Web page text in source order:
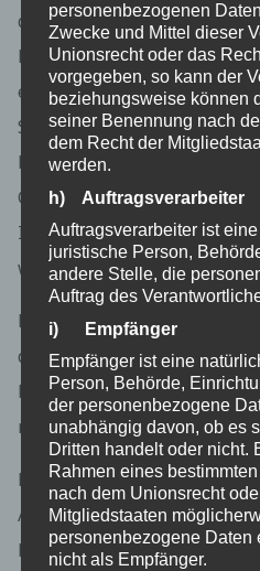
dem konkreten
können, in dem das Cookie
ermöglicht es den
Servern, den individuellen
Person von anderen
Cookies enthalten, zu
Internetbrowser kann über
wiedererkannt und
Durch den Einsatz von
dieser Internetseite
bereitstellen, die ohne die
möglich wären.
Mittels eines Cookies
Angebote auf unserer
Benutzers optimiert
personenbezogenen
Zwecke und Mittel dieser
Unionsrecht oder das
vorgegeben, so kann der
beziehungsweise können
seiner Benennung nach
dem Recht der
werden.
h) Auftragsverarbeiter
Auftragsverarbeiter ist
juristische Person,
andere Stelle, die
Auftrag des
i) Empfänger
Empfänger ist eine
Person, Behörde,
der personenbezogene
unabhängig davon, ob es
Dritten handelt oder nicht.
Rahmen eines
nach dem Unionsrecht
Mitgliedstaaten
personenbezogene Daten
nicht als Empfänger.